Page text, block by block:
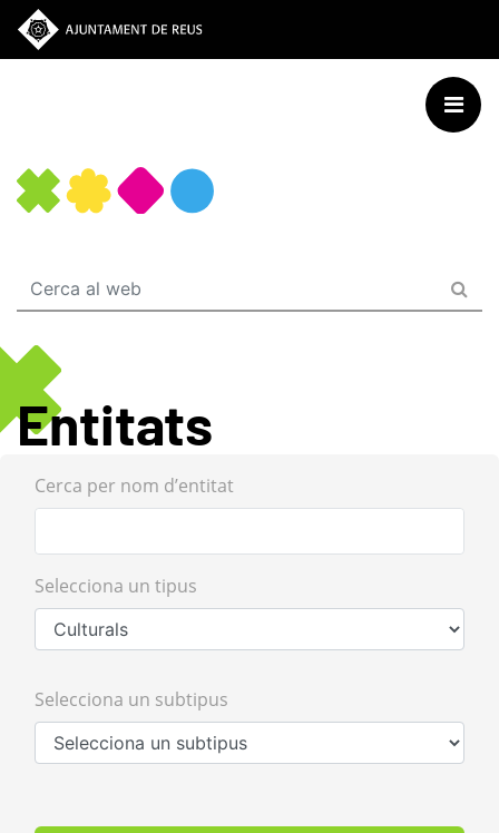
Vés
Entitats
Cerca per nom d’entitat
Selecciona un tipus
Selecciona un subtipus